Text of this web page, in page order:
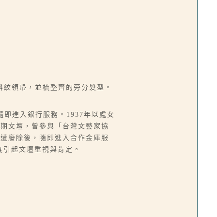
領帶，並梳整齊的旁分髮型。
進入銀行服務。1937年以處女
文壇，曾參與「台灣文藝家協
廢除後，隨即進入合作金庫服
起文壇重視與肯定。